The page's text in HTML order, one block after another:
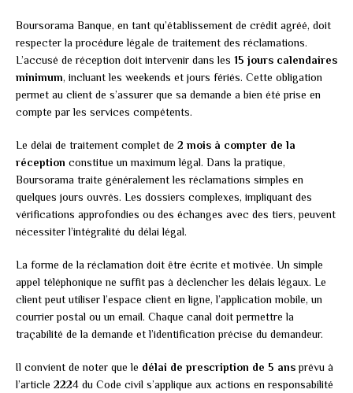
Boursorama Banque, en tant qu’établissement de crédit agréé, doit
respecter la procédure légale de traitement des réclamations.
L’accusé de réception doit intervenir dans les 15 jours calendaires
minimum, incluant les weekends et jours fériés. Cette obligation
permet au client de s’assurer que sa demande a bien été prise en
compte par les services compétents.
Le délai de traitement complet de 2 mois à compter de la
réception constitue un maximum légal. Dans la pratique,
Boursorama traite généralement les réclamations simples en
quelques jours ouvrés. Les dossiers complexes, impliquant des
vérifications approfondies ou des échanges avec des tiers, peuvent
nécessiter l’intégralité du délai légal.
La forme de la réclamation doit être écrite et motivée. Un simple
appel téléphonique ne suffit pas à déclencher les délais légaux. Le
client peut utiliser l’espace client en ligne, l’application mobile, un
courrier postal ou un email. Chaque canal doit permettre la
traçabilité de la demande et l’identification précise du demandeur.
Il convient de noter que le délai de prescription de 5 ansprévu à
l’article 2224 du Code civil s’applique aux actions en responsabilité